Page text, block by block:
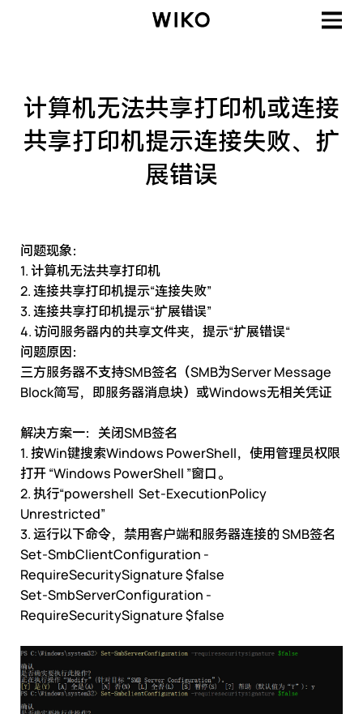
计算机无法共享打印机或连接
共享打印机提示连接失败、扩
展错误
问题现象：
1. 计算机无法共享打印机
2. 连接共享打印机提示“连接失败”
3. 连接共享打印机提示“扩展错误”
4. 访问服务器内的共享文件夹，提示“扩展错误“
问题原因：
三方服务器不支持SMB签名（SMB为Server Message
Block简写，即服务器消息块）或Windows无相关凭证
解决方案一：关闭SMB签名
1. 按Win键搜索Windows PowerShell，使用管理员权限
打开 “Windows PowerShell ”窗口。
2. 执行“powershell Set-ExecutionPolicy
Unrestricted”
3. 运行以下命令，禁用客户端和服务器连接的 SMB签名
Set-SmbClientConfiguration -
RequireSecuritySignature $false
Set-SmbServerConfiguration -
RequireSecuritySignature $false